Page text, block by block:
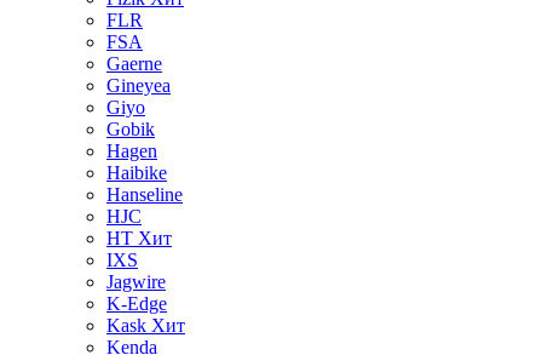
FLR
FSA
Gaerne
Gineyea
Giyo
Gobik
Hagen
Haibike
Hanseline
HJC
HT Хит
IXS
Jagwire
K-Edge
Kask Хит
Kenda